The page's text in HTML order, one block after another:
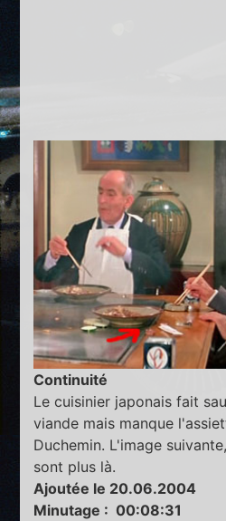
Continuité
Le cuisinier japonais fait
viande mais manque
Duchemin. L'image
sont plus là.
Ajoutée le 20.06.2004
Minutage : 00:08:31